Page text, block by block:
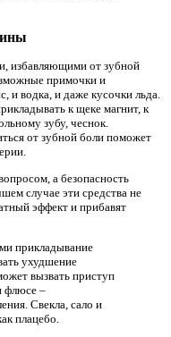
избавляющими от зубной
примочки и
и водка, и даже кусочки льда.
к щеке магнит, к
зубу, чеснок.
от зубной боли поможет
а безопасность
случае эти средства не
эффект и прибавят
прикладывание
ухудшение
вызвать приступ
флюсе –
Свекла, сало и
плацебо.